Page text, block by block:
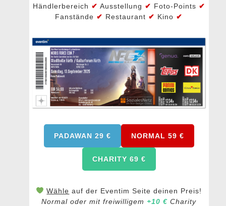
Händlerbereich ✔ Ausstellung ✔ Foto-Points ✔
Fanstände ✔ Restaurant ✔ Kino ✔
PADAWAN 29 € NORMAL 59 €
CHARITY 69 €
Wähle auf der Eventim Seite deinen Preis!
Normal oder mit freiwilligem +10 € Charity